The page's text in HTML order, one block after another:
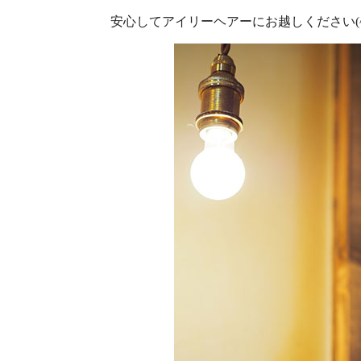
安心してアイリーヘアーにお越しください